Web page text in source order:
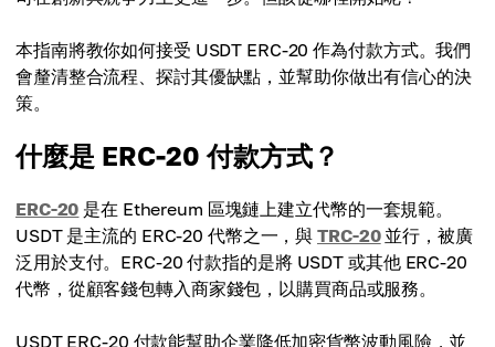
本指南將教你如何接受 USDT ERC-20 作為付款方式。我們
會釐清整合流程、探討其優缺點，並幫助你做出有信心的決
策。
什麼是 ERC-20 付款方式？
ERC-20 是在 Ethereum 區塊鏈上建立代幣的一套規範。
USDT 是主流的 ERC-20 代幣之一，與TRC-20並行，被廣
泛用於支付。ERC-20 付款指的是將 USDT 或其他 ERC-20
代幣，從顧客錢包轉入商家錢包，以購買商品或服務。
USDT ERC-20 付款能幫助企業降低加密貨幣波動風險，並